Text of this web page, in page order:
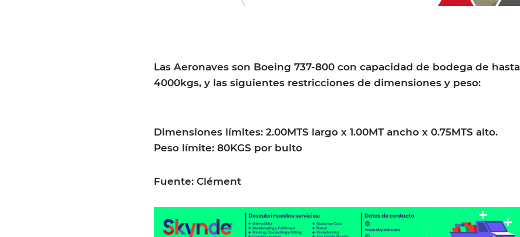
Las Aeronaves son Boeing 737-800 con capacidad de bodega de hasta
4000kgs, y las siguientes restricciones de dimensiones y peso:
Dimensiones límites: 2.00MTS largo x 1.00MT ancho x 0.75MTS alto.
Peso límite: 80KGS por bulto
Fuente: Clément